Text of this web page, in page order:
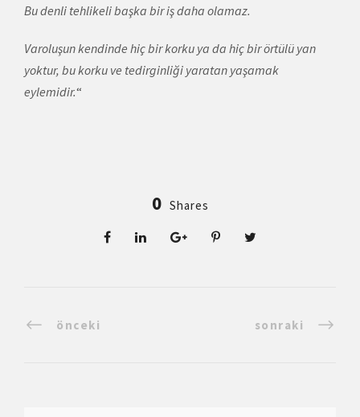
Bu denli tehlikeli başka bir iş daha olamaz.
Varoluşun kendinde hiç bir korku ya da hiç bir örtülü yan
yoktur, bu korku ve tedirginliği yaratan yaşamak
eylemidir.“
0 Shares
önceki sonraki